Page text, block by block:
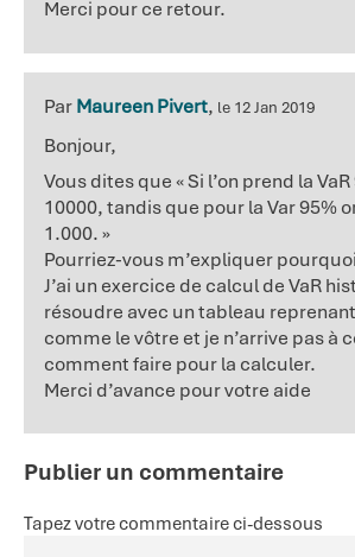
Merci pour ce retour.
ParMaureen Pivert, le 12 Jan 2019
Bonjour,
Vous dites que « Si l’on prend la
10000, tandis que pour la Var 95%
1.000. »
Pourriez-vous m’expliquer
J’ai un exercice de calcul de VaR
résoudre avec un tableau
comme le vôtre et je n’arrive pas à
comment faire pour la calculer.
Merci d’avance pour votre aide
Publier un commentaire
Tapez votre commentaire ci-dessous